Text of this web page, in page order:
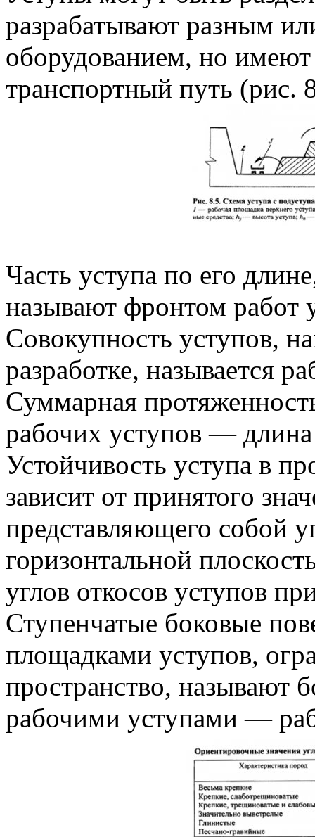
разрабатывают разным
оборудованием, но
транспортный путь (рис.
Часть уступа по его
называют фронтом работ
Совокупность уступов,
разработке, называется
Суммарная
рабочих уступов —
Устойчивость уступа в
зависит от принятого
представляющего собой
горизонтальной
углов откосов уступов
Ступенчатые боковые
площадками уступов,
пространство, называют
рабочими уступами —